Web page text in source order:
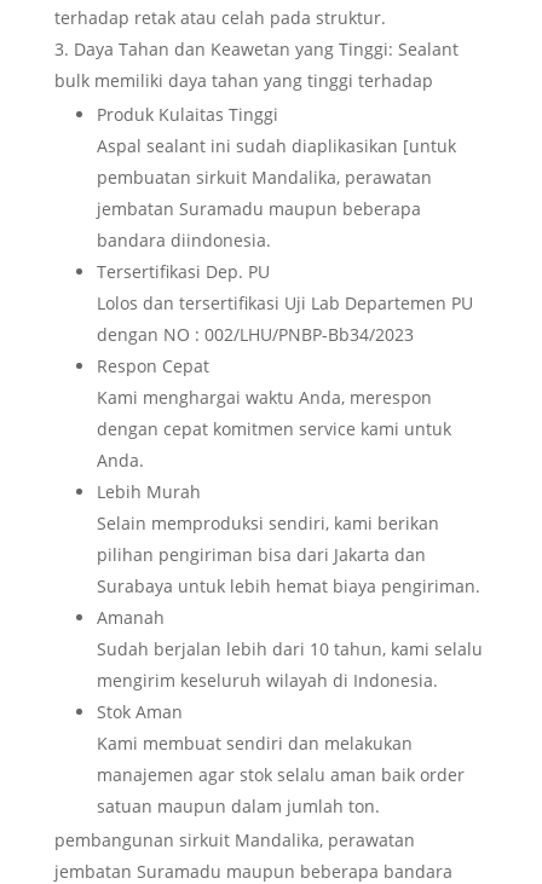
terhadap retak atau celah pada struktur.
Daya Tahan dan Keawetan yang Tinggi: Sealant
bulk memiliki daya tahan yang tinggi terhadap
Produk Kulaitas Tinggi
Aspal sealant ini sudah diaplikasikan [untuk
pembuatan sirkuit Mandalika, perawatan
jembatan Suramadu maupun beberapa
bandara diindonesia.
Tersertifikasi Dep. PU
Lolos dan tersertifikasi Uji Lab Departemen PU
dengan NO : 002/LHU/PNBP-Bb34/2023
Respon Cepat
Kami menghargai waktu Anda, merespon
dengan cepat komitmen service kami untuk
Anda.
Lebih Murah
Selain memproduksi sendiri, kami berikan
pilihan pengiriman bisa dari Jakarta dan
Surabaya untuk lebih hemat biaya pengiriman.
Amanah
Sudah berjalan lebih dari 10 tahun, kami selalu
mengirim keseluruh wilayah di Indonesia.
Stok Aman
Kami membuat sendiri dan melakukan
manajemen agar stok selalu aman baik order
satuan maupun dalam jumlah ton.
pembangunan sirkuit Mandalika, perawatan
jembatan Suramadu maupun beberapa bandara